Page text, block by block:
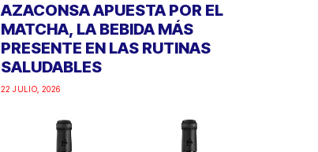
AZACONSA APUESTA POR EL
MATCHA, LA BEBIDA MÁS
PRESENTE EN LAS RUTINAS
SALUDABLES
22 JULIO, 2026